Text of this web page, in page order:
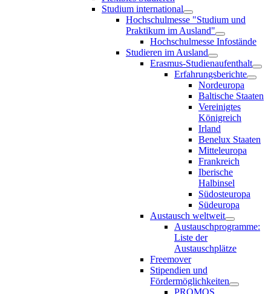
Studium international
Hochschulmesse "Studium und
Praktikum im Ausland"
Hochschulmesse Infostände
Studieren im Ausland
Erasmus-Studienaufenthalt
Erfahrungsberichte
Nordeuropa
Baltische Staaten
Vereinigtes
Königreich
Irland
Benelux Staaten
Mitteleuropa
Frankreich
Iberische
Halbinsel
Südosteuropa
Südeuropa
Austausch weltweit
Austauschprogramme:
Liste der
Austauschplätze
Freemover
Stipendien und
Fördermöglichkeiten
PROMOS